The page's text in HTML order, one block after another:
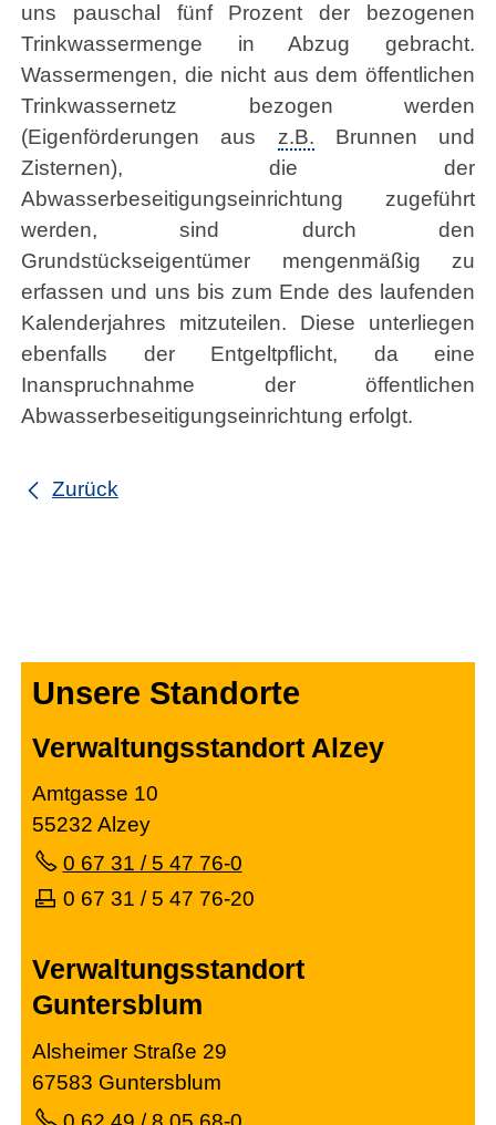
uns pauschal fünf Prozent der bezogenen
Trinkwassermenge in Abzug gebracht.
Wassermengen, die nicht aus dem öffentlichen
Trinkwassernetz bezogen werden
(Eigenförderungen aus z.B. Brunnen und
Zisternen), die der
Abwasserbeseitigungseinrichtung zugeführt
werden, sind durch den
Grundstückseigentümer mengenmäßig zu
erfassen und uns bis zum Ende des laufenden
Kalenderjahres mitzuteilen. Diese unterliegen
ebenfalls der Entgeltpflicht, da eine
Inanspruchnahme der öffentlichen
Abwasserbeseitigungseinrichtung erfolgt.
Zurück
Unsere Standorte
Verwaltungsstandort Alzey
Amtgasse 10
55232 Alzey
0 67 31 / 5 47 76-0
0 67 31 / 5 47 76-20
Verwaltungsstandort
Guntersblum
Alsheimer Straße 29
67583 Guntersblum